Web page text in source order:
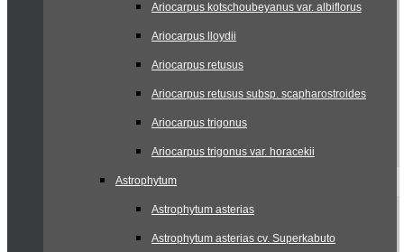
Ariocarpus kotschoubeyanus var. albiflorus
Ariocarpus lloydii
Ariocarpus retusus
Ariocarpus retusus subsp. scapharostroides
Ariocarpus trigonus
Ariocarpus trigonus var. horacekii
Astrophytum
Astrophytum asterias
Astrophytum asterias cv. Superkabuto